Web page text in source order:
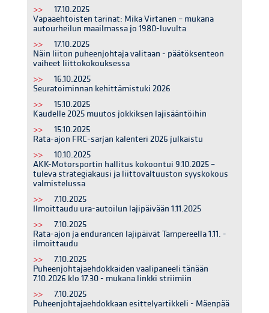
>>
17.10.2025
Vapaaehtoisten tarinat: Mika Virtanen – mukana
autourheilun maailmassa jo 1980-luvulta
>>
17.10.2025
Näin liiton puheenjohtaja valitaan - päätöksenteon
vaiheet liittokokouksessa
>>
16.10.2025
Seuratoiminnan kehittämistuki 2026
>>
15.10.2025
Kaudelle 2025 muutos jokkiksen lajisääntöihin
>>
15.10.2025
Rata-ajon FRC-sarjan kalenteri 2026 julkaistu
>>
10.10.2025
AKK-Motorsportin hallitus kokoontui 9.10.2025 –
tuleva strategiakausi ja liittovaltuuston syyskokous
valmistelussa
>>
7.10.2025
Ilmoittaudu ura-autoilun lajipäivään 1.11.2025
>>
7.10.2025
Rata-ajon ja endurancen lajipäivät Tampereella 1.11. -
ilmoittaudu
>>
7.10.2025
Puheenjohtajaehdokkaiden vaalipaneeli tänään
7.10.2026 klo 17.30 - mukana linkki striimiin
>>
7.10.2025
Puheenjohtajaehdokkaan esittelyartikkeli - Mäenpää